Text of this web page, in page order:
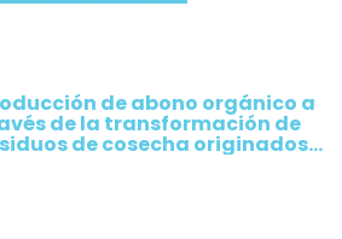
de abono orgánico a
de la transformación de
de cosecha originados